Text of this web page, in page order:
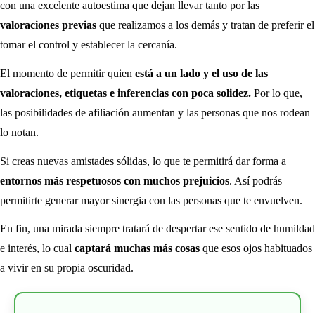
con una excelente autoestima que dejan llevar tanto por las
valoraciones previas que realizamos a los demás y tratan de preferir el
tomar el control y establecer la cercanía.
El momento de permitir quien está a un lado y el uso de las
valoraciones, etiquetas e inferencias con poca solidez. Por lo que,
las posibilidades de afiliación aumentan y las personas que nos rodean
lo notan.
Si creas nuevas amistades sólidas, lo que te permitirá dar forma a
entornos más respetuosos con muchos prejuicios. Así podrás
permitirte generar mayor sinergia con las personas que te envuelven.
En fin, una mirada siempre tratará de despertar ese sentido de humildad
e interés, lo cual captará muchas más cosas que esos ojos habituados
a vivir en su propia oscuridad.